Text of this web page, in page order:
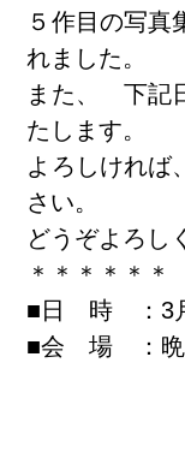
５作目の写真
れました。
また、 下記
たします。
よろしければ
さい。
どうぞよろし
＊＊＊＊＊＊
■日 時 ：3月
■会 場 ：晩